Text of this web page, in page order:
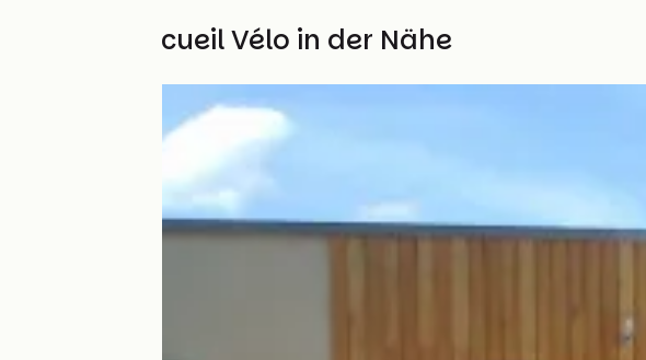
Weitere Accueil Vélo in der Nähe